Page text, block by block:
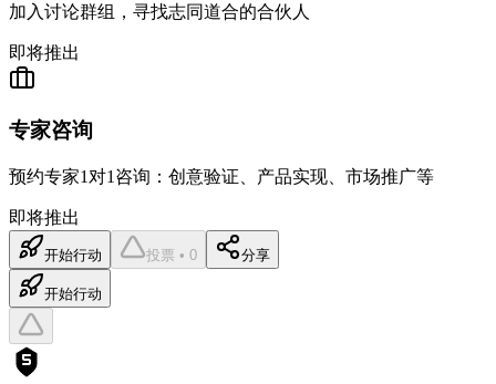
加入讨论群组，寻找志同道合的合伙人
即将推出
专家咨询
预约专家1对1咨询：创意验证、产品实现、市场推广等
即将推出
开始行动 投票 • 0 分享
开始行动